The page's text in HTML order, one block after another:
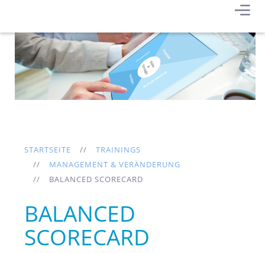
STARTSEITE
TRAININGS
MANAGEMENT & VERÄNDERUNG
BALANCED SCORECARD
BALANCED
SCORECARD